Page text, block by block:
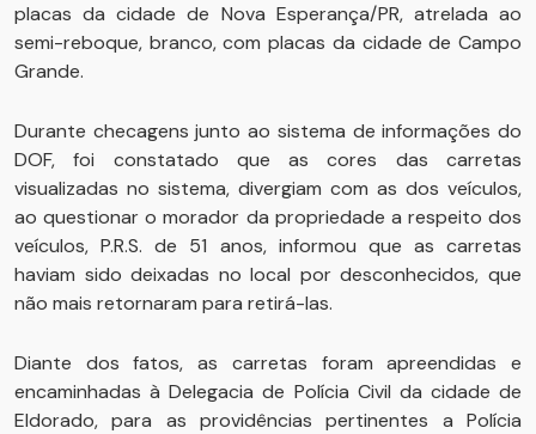
placas da cidade de Nova Esperança/PR, atrelada ao
semi-reboque, branco, com placas da cidade de Campo
Grande.
Durante checagens junto ao sistema de informações do
DOF, foi constatado que as cores das carretas
visualizadas no sistema, divergiam com as dos veículos,
ao questionar o morador da propriedade a respeito dos
veículos, P.R.S. de 51 anos, informou que as carretas
haviam sido deixadas no local por desconhecidos, que
não mais retornaram para retirá-las.
Diante dos fatos, as carretas foram apreendidas e
encaminhadas à Delegacia de Polícia Civil da cidade de
Eldorado, para as providências pertinentes a Polícia